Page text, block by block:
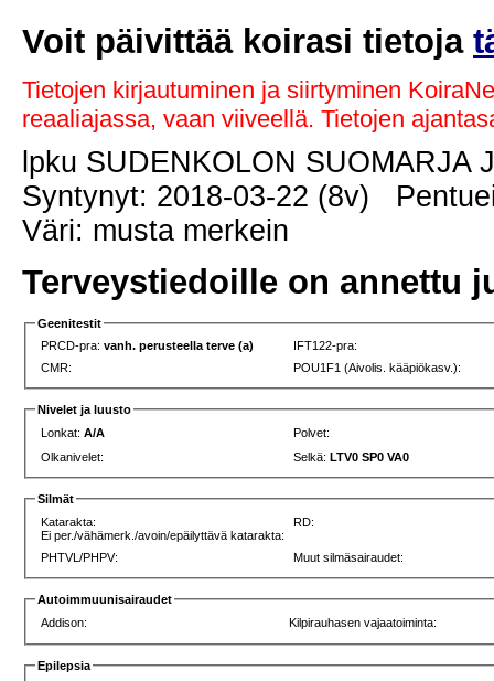
Voit päivittää koirasi tietoja
Tietojen kirjautuminen ja siirtyminen
reaaliajassa, vaan viiveellä. Tietojen
lpku SUDENKOLON SUOMARJA
Syntynyt: 2018-03-22 (8v)
Väri: musta merkein
Terveystiedoille on annettu
Geenitestit
PRCD-pra:vanh. perusteella terve (a)
IFT122-pra:
CMR:
POU1F1 (Aivolis. kääpiökasv.):
Nivelet ja luusto
Lonkat:A/A
Polvet:
Olkanivelet:
Selkä:LTV0 SP0 VA0
Silmät
Katarakta:
Ei per./vähämerk./avoin/epäilyttävä katarakta:
RD:
PHTVL/PHPV: Muut silmäsairaudet:
Autoimmuunisairaudet
Addison:
Kilpirauhasen vajaatoiminta:
Epilepsia